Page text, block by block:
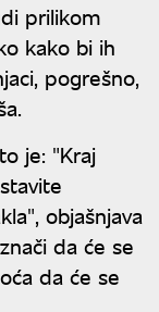
prilikom
kako bi ih
pogrešno,
je: "Kraj
objašnjava
da će se
da će se